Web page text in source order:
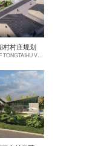
村村庄规划